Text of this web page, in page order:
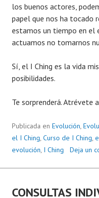
los buenos actores,
papel que nos ha tocado
estamos un tiempo en el
actuamos no tomarnos
Sí, el I Ching es la vida
posibilidades.
Te sorprenderá. Atrévete
Publicada en Evolución,
el I Ching, Curso de I Ching,
evolución, I Ching Deja un
CONSULTAS